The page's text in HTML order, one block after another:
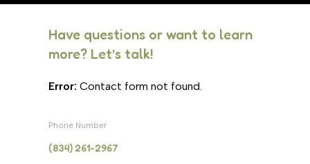
Have questions or want to learn
more? Let’s talk!
Error: Contact form not found.
Phone Number
(834) 261-2967